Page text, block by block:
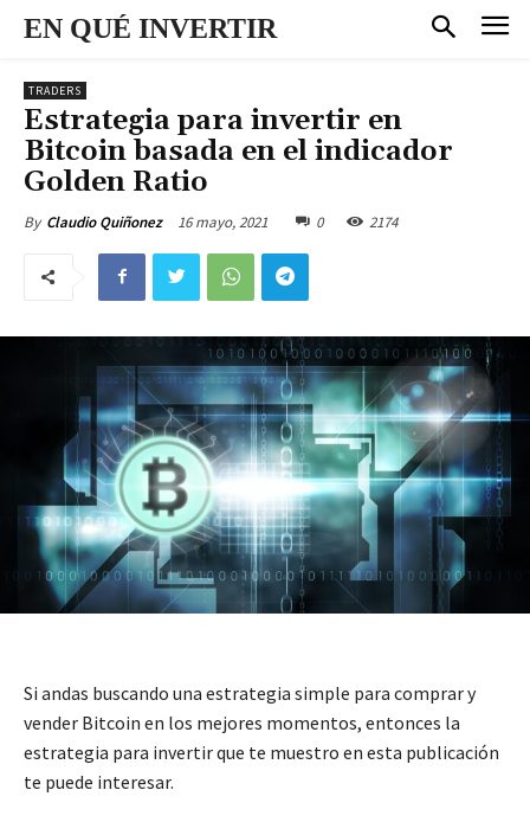
EN QUÉ INVERTIR
TRADERS
Estrategia para invertir en
Bitcoin basada en el indicador
Golden Ratio
By Claudio Quiñonez 16 mayo, 2021 0 2174
Si andas buscando una estrategia simple para comprar y
vender Bitcoin en los mejores momentos, entonces la
estrategia para invertir que te muestro en esta publicación
te puede interesar.